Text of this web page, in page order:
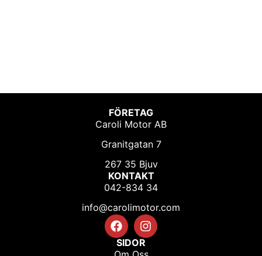
FÖRETAG
Caroli Motor AB
Granitgatan 7
267 35 Bjuv
KONTAKT
042-834 34
info@carolimotor.com
SIDOR